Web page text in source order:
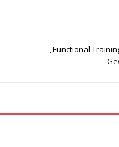
„Functional